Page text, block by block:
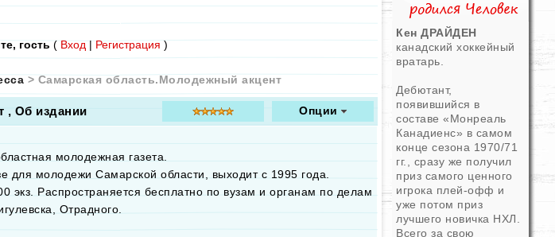
гость ( Вход | Регистрация )
> Самарская область.Молодежный акцент
, Об издании Опции
молодежная газета.
для молодежи Самарской области, выходит с 1995 года.
экз. Распространяется бесплатно по вузам и органам по делам
Отрадного.
Кен ДРАЙДЕН
канадский хоккейный
вратарь.
Дебютант,
появившийся в
составе «Монреаль
Канадиенс» в самом
конце сезона 1970/71
гг., сразу же получил
приз самого ценного
игрока плей-офф и
уже потом приз
лучшего новичка НХЛ.
Всего за свою